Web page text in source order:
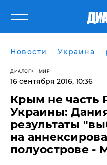
Новости Украина
ДИАЛОГ МИР
16 сентября 2016, 10:36
Крым не часть
Украины:
результаты
на
полуострове -